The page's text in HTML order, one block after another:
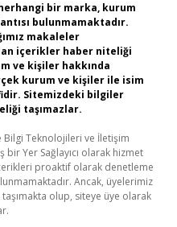
bir marka, kurum
bulunmamaktadır.
makaleler
içerikler haber niteliği
ve kişiler hakkında
kurum ve kişiler ile isim
Sitemizdeki bilgiler
taşımazlar.
Bilgi Teknolojileri ve İletişim
bir Yer Sağlayıcı olarak hizmet
proaktif olarak denetleme
Ancak, üyelerimiz
olup, siteye üye olarak